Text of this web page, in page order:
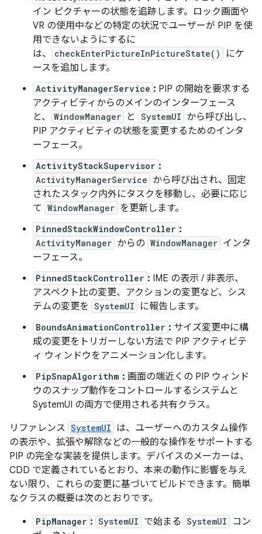
イン ピクチャーの状態を追跡します。ロック画面や
VR の使用中などの特定の状況でユーザーが PIP を使
用できないようにするに
は、
checkEnterPictureInPictureState()
にケ
ースを追加します。
ActivityManagerService : PIP の開始を要求する
アクティビティからのメインのインターフェース
と、
WindowManager と SystemUI から呼び出し、
PIP アクティビティの状態を変更するためのインタ
ーフェース。
ActivityStackSupervisor :
ActivityManagerService から呼び出され、固定
されたスタック内外にタスクを移動し、必要に応じ
て WindowManager を更新します。
PinnedStackWindowController :
ActivityManager からの WindowManager インタ
ーフェース。
PinnedStackController : IME の表示 / 非表示、
アスペクト比の変更、アクションの変更など、シス
テムの変更を SystemUI に報告します。
BoundsAnimationController : サイズ変更中に構
成の変更をトリガーしない方法で PIP アクティビテ
ィ ウィンドウをアニメーション化します。
PipSnapAlgorithm : 画面の端近くの PIP ウィンド
ウのスナップ動作をコントロールするシステムと
SystemUI の両方で使用される共有クラス。
リファレンス SystemUI は、ユーザーへのカスタム操作
の表示や、拡張や解除などの一般的な操作をサポートする
PIP の完全な実装を提供します。デバイスのメーカーは、
CDD で定義されているとおり、本来の動作に影響を与え
ない限り、これらの変更に基づいてビルドできます。簡単
なクラスの概要は次のとおりです。
PipManager : SystemUI で始まる SystemUI
コン